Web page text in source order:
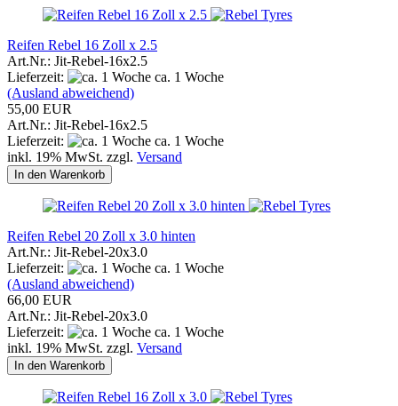
Reifen Rebel 16 Zoll x 2.5
Art.Nr.: Jit-Rebel-16x2.5
Lieferzeit:
ca. 1 Woche
(Ausland abweichend)
55,00 EUR
Art.Nr.: Jit-Rebel-16x2.5
Lieferzeit:
ca. 1 Woche
inkl. 19% MwSt. zzgl. Versand
In den Warenkorb
Reifen Rebel 20 Zoll x 3.0 hinten
Art.Nr.: Jit-Rebel-20x3.0
Lieferzeit:
ca. 1 Woche
(Ausland abweichend)
66,00 EUR
Art.Nr.: Jit-Rebel-20x3.0
Lieferzeit:
ca. 1 Woche
inkl. 19% MwSt. zzgl. Versand
In den Warenkorb